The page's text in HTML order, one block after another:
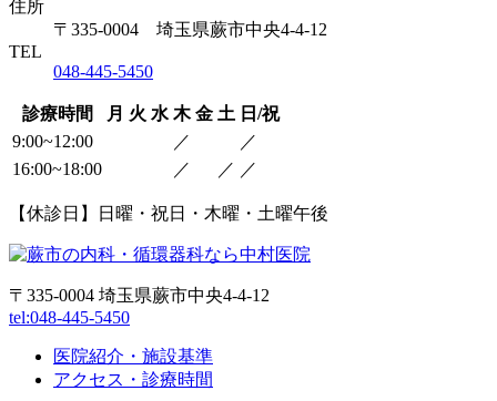
住所
〒335-0004 埼玉県蕨市中央4-4-12
TEL
048-445-5450
診療時間 月 火 水 木 金 土 日/祝
9:00~12:00
／
／
16:00~18:00
／ ／ ／
【休診日】日曜・祝日・木曜・土曜午後
〒335-0004 埼玉県蕨市中央4-4-12
tel:048-445-5450
医院紹介・施設基準
アクセス・診療時間